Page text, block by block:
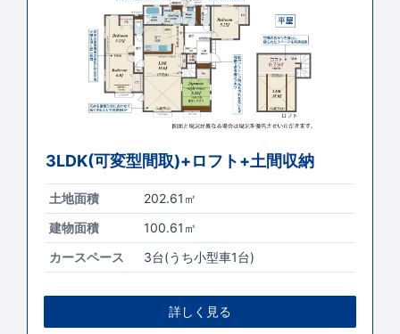
3LDK(可変型間取)+ロフト+土間収納
土地面積
202.61㎡
建物面積
100.61㎡
カースペース
3台(うち小型車1台)
詳しく見る